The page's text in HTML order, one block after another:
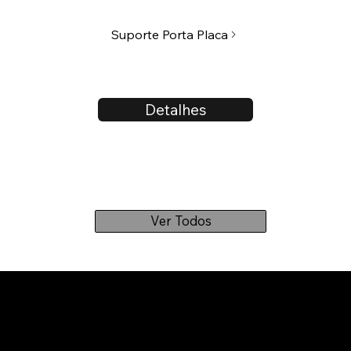
Detalhes
Suporte Porta Placa
Ver Todos